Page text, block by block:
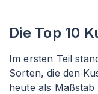
Die Top 10
Im ersten Teil
Sorten, die den
heute als